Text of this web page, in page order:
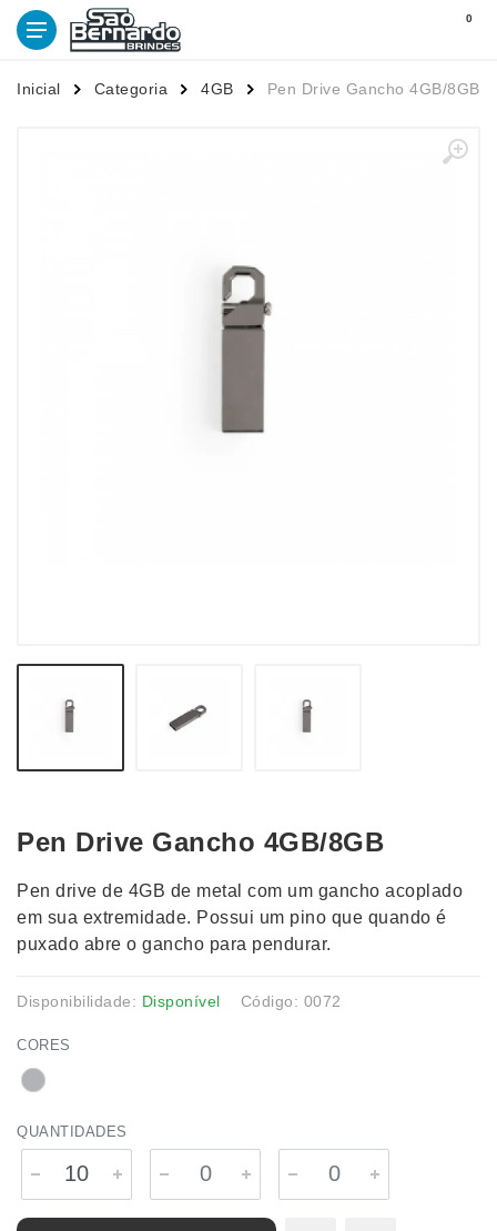
0
Inicial Categoria 4GB Pen Drive Gancho 4GB/8GB
Pen Drive Gancho 4GB/8GB
Pen drive de 4GB de metal com um gancho acoplado
em sua extremidade. Possui um pino que quando é
puxado abre o gancho para pendurar.
Disponibilidade: Disponível Código: 0072
CORES
QUANTIDADES